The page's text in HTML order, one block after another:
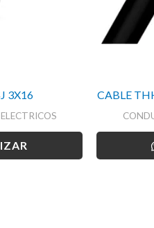
3X16 CABLE